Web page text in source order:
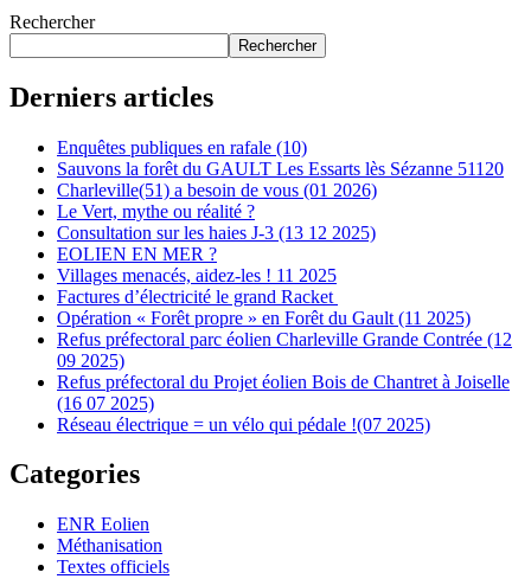
Rechercher
Rechercher
Derniers articles
Enquêtes publiques en rafale (10)
Sauvons la forêt du GAULT Les Essarts lès Sézanne 51120
Charleville(51) a besoin de vous (01 2026)
Le Vert, mythe ou réalité ?
Consultation sur les haies J-3 (13 12 2025)
EOLIEN EN MER ?
Villages menacés, aidez-les ! 11 2025
Factures d’électricité le grand Racket
Opération « Forêt propre » en Forêt du Gault (11 2025)
Refus préfectoral parc éolien Charleville Grande Contrée (12
09 2025)
Refus préfectoral du Projet éolien Bois de Chantret à Joiselle
(16 07 2025)
Réseau électrique = un vélo qui pédale !(07 2025)
Categories
ENR Eolien
Méthanisation
Textes officiels